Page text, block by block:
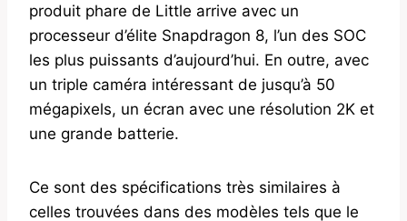
produit phare de Little arrive avec un
processeur d’élite Snapdragon 8, l’un des SOC
les plus puissants d’aujourd’hui. En outre, avec
un triple caméra intéressant de jusqu’à 50
mégapixels, un écran avec une résolution 2K et
une grande batterie.
Ce sont des spécifications très similaires à
celles trouvées dans des modèles tels que le